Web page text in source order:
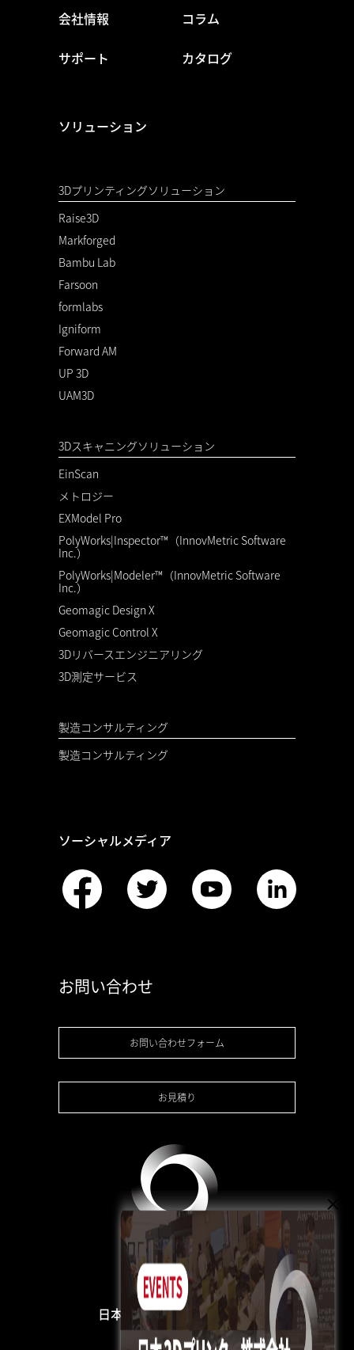
会社情報 コラム
サポート カタログ
ソリューション
3Dプリンティングソリューション
Raise3D
Markforged
Bambu Lab
Farsoon
formlabs
Igniform
Forward AM
UP 3D
UAM3D
3Dスキャニングソリューション
EinScan
メトロジー
EXModel Pro
PolyWorks|Inspector™（InnovMetric Software
Inc.）
PolyWorks|Modeler™（InnovMetric Software
Inc.）
Geomagic Design X
Geomagic Control X
3Dリバースエンジニアリング
3D測定サービス
製造コンサルティング
製造コンサルティング
ソーシャルメディア
お問い合わせ
お問い合わせフォーム
お見積り
日本3Dプリンター株式会社